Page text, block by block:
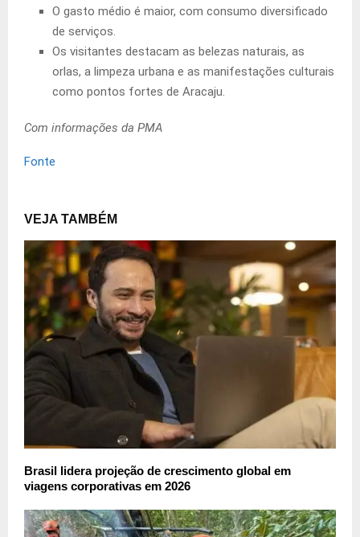
O gasto médio é maior, com consumo diversificado
de serviços.
Os visitantes destacam as belezas naturais, as
orlas, a limpeza urbana e as manifestações culturais
como pontos fortes de Aracaju.
Com informações da PMA
Fonte
VEJA TAMBÉM
Brasil lidera projeção de crescimento global em
viagens corporativas em 2026